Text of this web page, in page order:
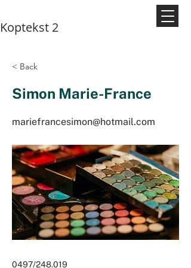
Koptekst 2
< Back
Simon Marie-France
mariefrancesimon@hotmail.com
0497/248.019